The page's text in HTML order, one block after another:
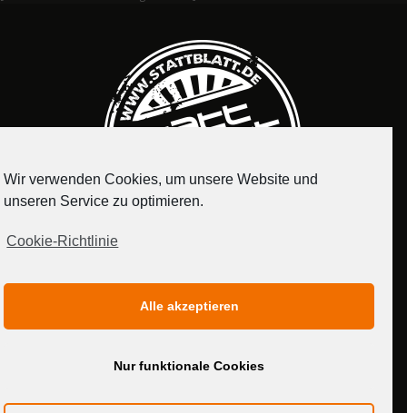
MEDIADATEN
Wir verwenden Cookies, um unsere Website und
unseren Service zu optimieren.
Cookie-Richtlinie
Alle akzeptieren
Nur funktionale Cookies